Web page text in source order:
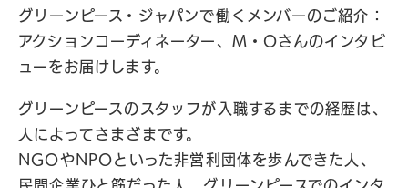
グリーンピース・ジャパンで働くメンバーのご紹介：
アクションコーディネーター、M・Oさんのインタビ
ューをお届けします。
グリーンピースのスタッフが入職するまでの経歴は、
人によってさまざまです。
NGOやNPOといった非営利団体を歩んできた人、